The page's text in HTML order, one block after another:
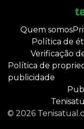
Quem somos
Política de
Verificação
Política de
publicidade
© 2026